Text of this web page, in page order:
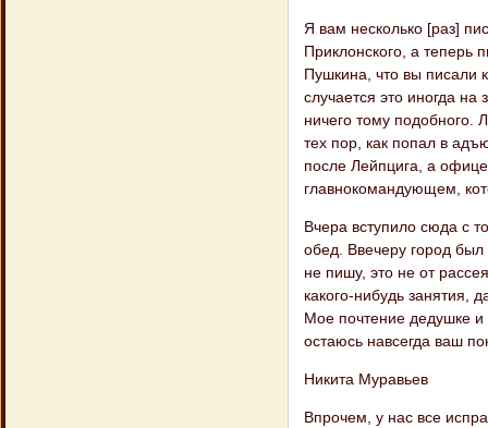
Я вам несколько [раз]
Приклонского, а теперь
Пушкина, что вы писали
случается это иногда
ничего тому подобного.
тех пор, как попал в
после Лейпцига, а
главнокомандующем,
Вчера вступило сюда с
обед. Ввечеру город
не пишу, это не от
какого-нибудь занятия,
Мое почтение дедушке
остаюсь навсегда ваш
Никита Муравьев
Впрочем, у нас все